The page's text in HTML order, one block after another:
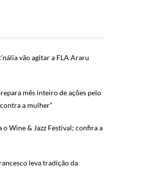
vão agitar a FLA Araru
mês inteiro de ações pelo
a mulher”
Wine & Jazz Festival; confira a
leva tradição da